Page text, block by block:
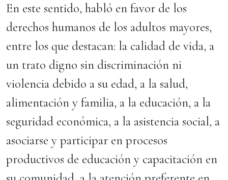
En este sentido, habló en favor de los
derechos humanos de los adultos mayores,
entre los que destacan: la calidad de vida, a
un trato digno sin discriminación ni
violencia debido a su edad, a la salud,
alimentación y familia, a la educación, a la
seguridad económica, a la asistencia social, a
asociarse y participar en procesos
productivos de educación y capacitación en